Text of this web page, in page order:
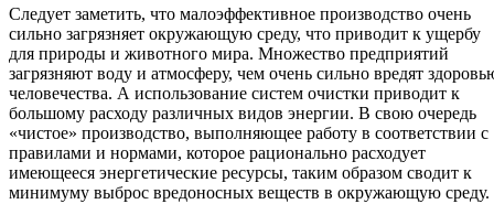
Следует заметить, что малоэффективное производство очень
сильно загрязняет окружающую среду, что приводит к ущербу
для природы и животного мира. Множество предприятий
загрязняют воду и атмосферу, чем очень сильно вредят
человечества. А использование систем очистки приводит к
большому расходу различных видов энергии. В свою очередь
«чистое» производство, выполняющее работу в соответствии с
правилами и нормами, которое рационально расходует
имеющееся энергетические ресурсы, таким образом сводит к
минимуму выброс вредоносных веществ в окружающую среду.